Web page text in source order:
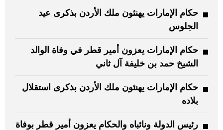
حكام الإمارات يهنئون ملك الأردن بذكرى عيد
الجلوس
حكام الإمارات يعزون أمير قطر في وفاة الوالد
الشيخ حمد بن خليفة آل ثاني
حكام الإمارات يهنئون ملك الأردن بذكرى استقلال
بلاده
رئيس الدولة ونائباه والحكام يعزون أمير قطر بوفاة